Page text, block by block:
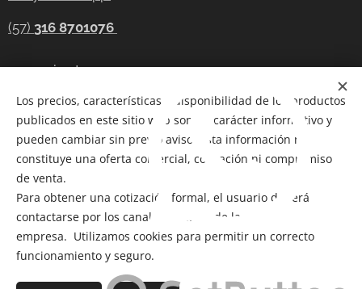
(57) 316 8701076
gerencia@tecnocompras.com.co
Cel y WhatsApp:(57)316 8701076
Cel: (57) 300 8686914
Telegram:
@tecnocompras;(57) 316 8701076
Copyright 2012-2026
Los precios, características y disponibilidad de los productos
publicados en este sitio web son de carácter informativo y
pueden cambiar sin previo aviso. Esta información no
constituye una oferta comercial, cotización ni compromiso
de venta.
Para obtener una cotización formal, el usuario deberá
contactarse por los canales oficiales de la
empresa. Utilizamos cookies para permitir un correcto
funcionamiento y seguro.